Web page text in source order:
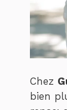
Chez
bien